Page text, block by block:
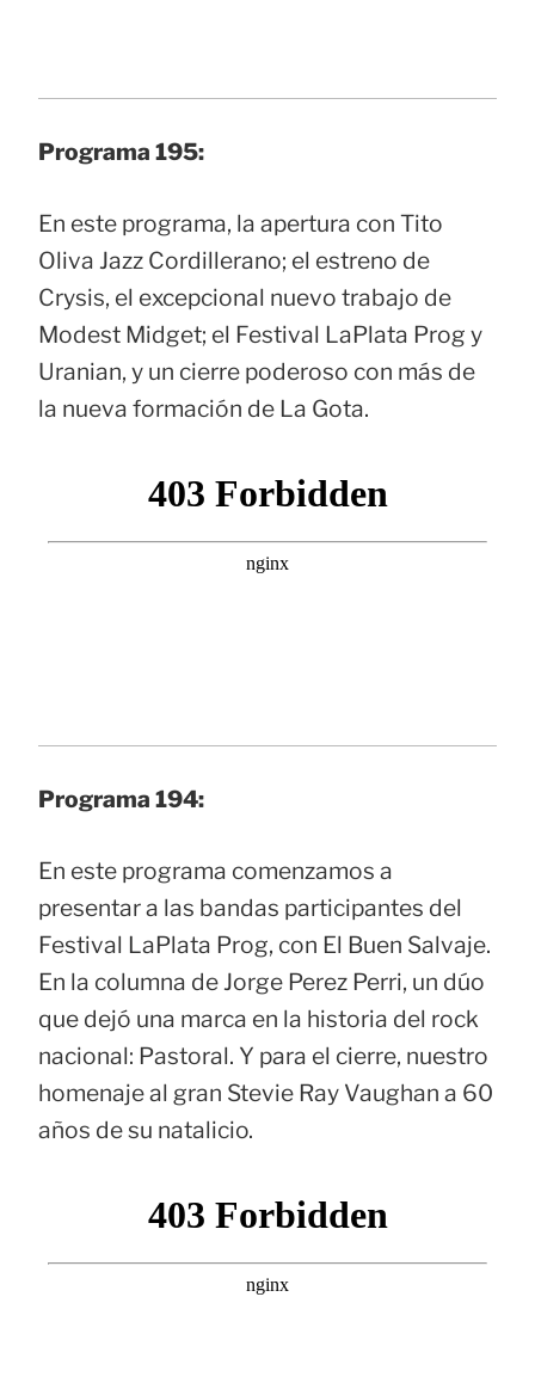
Programa 195:
En este programa, la apertura con Tito
Oliva Jazz Cordillerano; el estreno de
Crysis, el excepcional nuevo trabajo de
Modest Midget; el Festival LaPlata Prog y
Uranian, y un cierre poderoso con más de
la nueva formación de La Gota.
Programa 194:
En este programa comenzamos a
presentar a las bandas participantes del
Festival LaPlata Prog, con El Buen Salvaje.
En la columna de Jorge Perez Perri, un dúo
que dejó una marca en la historia del rock
nacional: Pastoral. Y para el cierre, nuestro
homenaje al gran Stevie Ray Vaughan a 60
años de su natalicio.